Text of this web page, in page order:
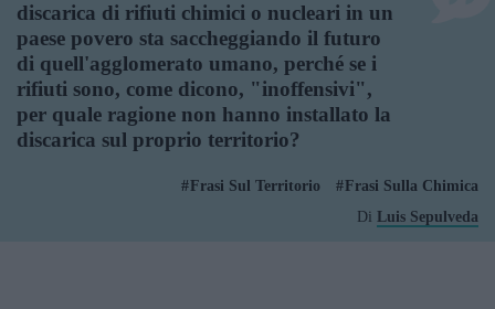
discarica di rifiuti chimici o nucleari in un
paese povero sta saccheggiando il futuro
di quell'agglomerato umano, perché se i
rifiuti sono, come dicono, "inoffensivi",
per quale ragione non hanno installato la
discarica sul proprio territorio?
Frasi Sul Territorio
Frasi Sulla Chimica
Di Luis Sepulveda